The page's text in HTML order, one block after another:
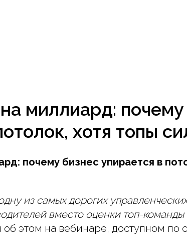
миллиард:
хотя топы
почему бизнес упирается в
из самых дорогих
вместо оценки топ-команды
этом на вебинаре, доступном по